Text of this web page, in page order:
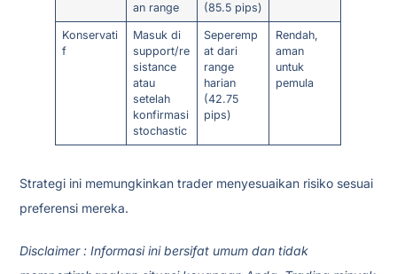
an range
(85.5 pips)
Konservati
f
Masuk di
support/re
sistance
atau
setelah
konfirmasi
stochastic
Seperemp
at dari
range
harian
(42.75
pips)
Rendah,
aman
untuk
pemula
Strategi ini memungkinkan trader menyesuaikan risiko sesuai
preferensi mereka.
Disclaimer : Informasi ini bersifat umum dan tidak